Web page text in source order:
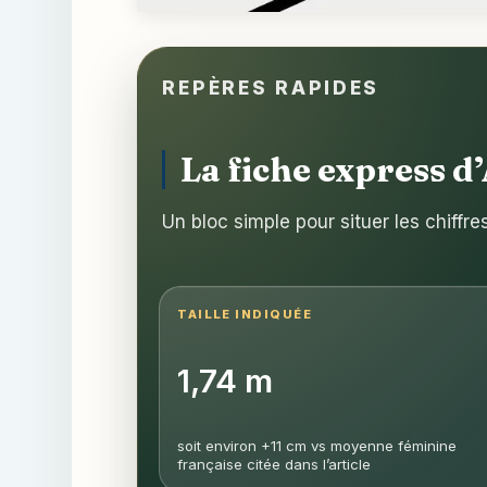
REPÈRES RAPIDES
La fiche express
Un bloc simple pour situer les
TAILLE INDIQUÉE
1,74 m
soit environ +11 cm vs moyenne féminine
française citée dans l’article